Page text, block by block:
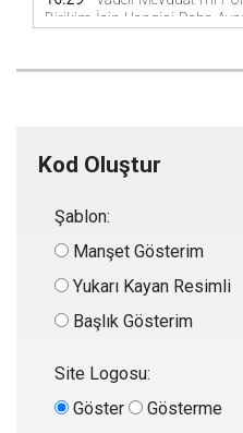
Kod Oluştur
Şablon:
Manşet Gösterim
Yukarı Kayan Resimli
Başlık Gösterim
Site Logosu:
Göster
Gösterme